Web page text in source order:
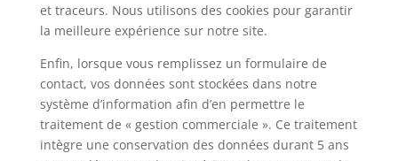
et traceurs. Nous utilisons des cookies pour garantir
la meilleure expérience sur notre site.
Enfin, lorsque vous remplissez un formulaire de
contact, vos données sont stockées dans notre
système d’information afin d’en permettre le
traitement de « gestion commerciale ». Ce traitement
intègre une conservation des données durant 5 ans